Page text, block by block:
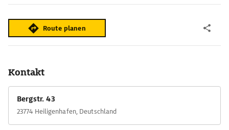
Route planen
Kontakt
Bergstr. 43
23774 Heiligenhafen, Deutschland